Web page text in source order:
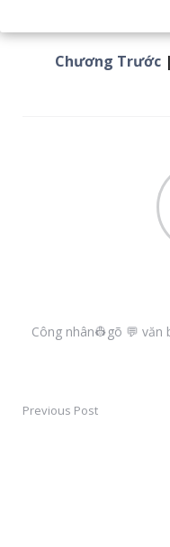
Chương Trước |
Công nhân👷gõ 💬
PostPrevious Post